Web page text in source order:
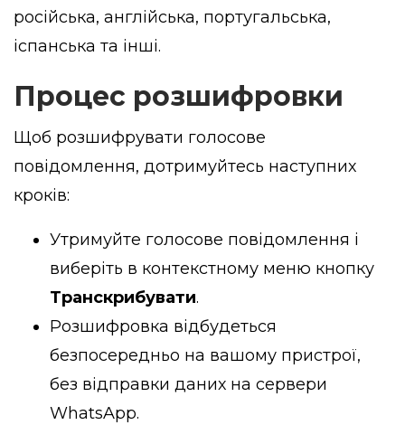
російська, англійська, португальська,
іспанська та інші.
Процес розшифровки
Щоб розшифрувати голосове
повідомлення, дотримуйтесь наступних
кроків:
Утримуйте голосове повідомлення і
виберіть в контекстному меню кнопку
Транскрибувати.
Розшифровка відбудеться
безпосередньо на вашому пристрої,
без відправки даних на сервери
WhatsApp.